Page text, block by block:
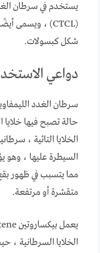
يستخدم في سرطان
شكل كبسولات.
دواعي
حالة تصبح فيها خلايا
الخلايا التائية ،
السيطرة عليها ، وهو
مما يتسبب في ظهور
متقشرة أو مرتفعة.
الخلايا السرطانية ،